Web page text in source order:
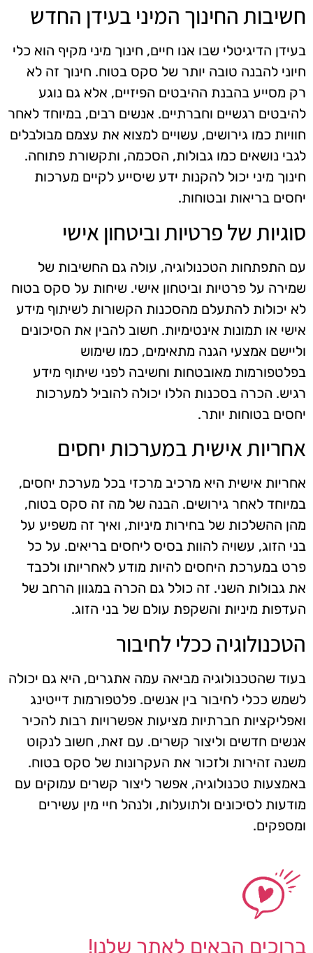
חשיבות החינוך המיני בעידן החדש
בעידן הדיגיטלי שבו אנו חיים, חינוך מיני מקיף הוא כלי
חיוני להבנה טובה יותר של סקס בטוח. חינוך זה לא
רק מסייע בהבנת ההיבטים הפיזיים, אלא גם נוגע
להיבטים רגשיים וחברתיים. אנשים רבים, במיוחד לאחר
חוויות כמו גירושים, עשויים למצוא את עצמם מבולבלים
לגבי נושאים כמו גבולות, הסכמה, ותקשורת פתוחה.
חינוך מיני יכול להקנות ידע שיסייע לקיים מערכות
יחסים בריאות ובטוחות.
סוגיות של פרטיות וביטחון אישי
עם התפתחות הטכנולוגיה, עולה גם החשיבות של
שמירה על פרטיות וביטחון אישי. שיחות על סקס בטוח
לא יכולות להתעלם מהסכנות הקשורות לשיתוף מידע
אישי או תמונות אינטימיות. חשוב להבין את הסיכונים
וליישם אמצעי הגנה מתאימים, כמו שימוש
בפלטפורמות מאובטחות וחשיבה לפני שיתוף מידע
רגיש. הכרה בסכנות הללו יכולה להוביל למערכות
יחסים בטוחות יותר.
אחריות אישית במערכות יחסים
אחריות אישית היא מרכיב מרכזי בכל מערכת יחסים,
במיוחד לאחר גירושים. הבנה של מה זה סקס בטוח,
מהן ההשלכות של בחירות מיניות, ואיך זה משפיע על
בני הזוג, עשויה להוות בסיס ליחסים בריאים. על כל
פרט במערכת היחסים להיות מודע לאחריותו ולכבד
את גבולות השני. זה כולל גם הכרה במגוון הרחב של
העדפות מיניות והשקפת עולם של בני הזוג.
הטכנולוגיה ככלי לחיבור
בעוד שהטכנולוגיה מביאה עמה אתגרים, היא גם יכולה
לשמש ככלי לחיבור בין אנשים. פלטפורמות דייטינג
ואפליקציות חברתיות מציעות אפשרויות רבות להכיר
אנשים חדשים וליצור קשרים. עם זאת, חשוב לנקוט
משנה זהירות ולזכור את העקרונות של סקס בטוח.
באמצעות טכנולוגיה, אפשר ליצור קשרים עמוקים עם
מודעות לסיכונים ולתועלות, ולנהל חיי מין עשירים
ומספקים.
ברוכים הבאים לאתר שלנו!